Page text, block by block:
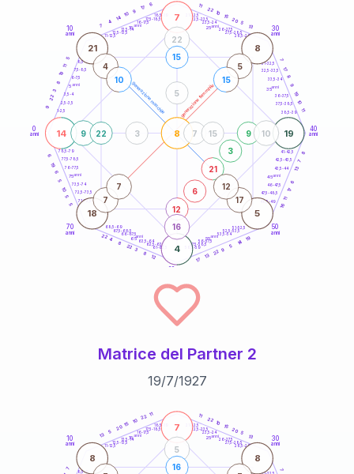
generazione maschile generazione femminile
0
anni
10
anni
30
anni
40
anni
50
anni
60
70
anni
1-2,5
2,5-3,5
3,5-4
6-7,5
7,5-8,5
8,5-9
11-12,5
12,5-13,5
13,5-14
16-17,5
17,5-18,5
18,5-19
21-22,5
22,5-23,5
23,5-24
26-27,5
27,5-28,5
28,5-29
31-32,5
32,5-33,5
33,5-34
36-37,5
37,5-38,5
38,5-39
41-42,5
42,5-43,5
43,5-44
46-47,5
47,5-48,5
48,5-49
51-52,5
52,5-53,5
53,5-54
56-57,5
57,5-58,5
58,5-59
61-62,5
62,5-63,5
63,5-64
66-67,5
67,5-68,5
68,5-69
71-72,5
72,5-73,5
73,5-74
76-77,5
77,5-78,5
78,5-79
9
22
3
8
19
11
5
7
4
14
10
9
17
6 11
22 10
15
20 5
13
7
17
8
9
19
10
11
8
7
13
6
17
11
16
19
14
5
9
22
13
17
12
8
3
22
8
4
22
5
5
10
5
6
19
6
14
7
19
4
8
21 8
18 5
12
6
21
3
9
9
22
10
16
22
15
7 15
3
5
4
10
5
15
7
7
17
12
5anni
15 anni 25anni
35anni
45anni
55anni
65anni
75anni
Matrice del Partner 2
19/7/1927
10
anni
30
anni
8,5-9
11-12,5
12,5-13,5
13,5-14
16-17,5
17,5-18,5
18,5-19 21-22,5
22,5-23,5
23,5-24
26-27,5
27,5-28,5
28,5-29
31-32,5
7
13
5
20
15
10
22 11 11
22 10
15
20 5
13
7
7
8 8
5
16
15 anni 25anni